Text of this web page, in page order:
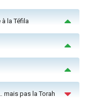
la Téfila
mais pas la Torah